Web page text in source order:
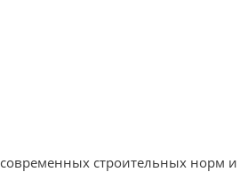
современных строительных норм